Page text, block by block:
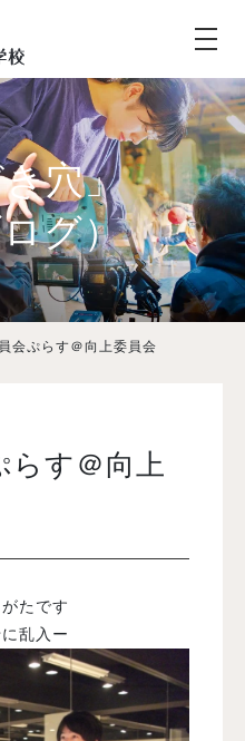
穴」
ログ）
会ぷらす＠向上委員会
らす＠向上
たです
乱入ー